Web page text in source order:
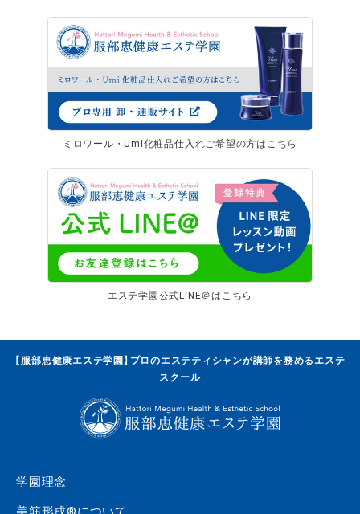
ミロワール・Umi化粧品仕入れご希望の方はこちら
エステ学園公式LINE＠はこちら
【服部恵健康エステ学園】プロのエステティシャンが講師を務めるエステ
スクール
学園理念